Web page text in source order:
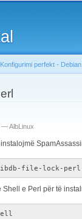
Konfigurimi perfekt -
—AlbLinux
file-lock-perl
Shell e Perl për të